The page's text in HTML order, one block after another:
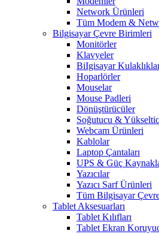
Network Ürünleri
Tüm Modem &
Bilgisayar Çevre Birimleri
Monitörler
Klavyeler
BiIgisayar
Hoparlörler
Mouselar
Mouse Padleri
Dönüştürücüler
Soğutucu &
Webcam Ürünleri
Kablolar
Laptop Çantaları
UPS & Güç
Yazıcılar
Yazıcı Sarf Ürünleri
Tüm Bilgisayar
Tablet Aksesuarları
Tablet Kılıfları
Tablet Ekran